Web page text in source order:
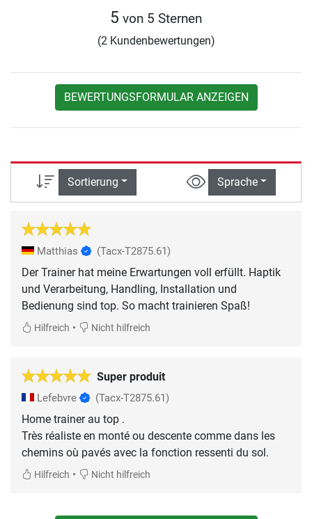
5 von 5 Sternen
(2 Kundenbewertungen)
BEWERTUNGSFORMULAR ANZEIGEN
Sortierung Sprache
Matthias (Tacx-T2875.61)
Der Trainer hat meine Erwartungen voll erfüllt. Haptik
und Verarbeitung, Handling, Installation und
Bedienung sind top. So macht trainieren Spaß!
Hilfreich • Nicht hilfreich
Super produit
Lefebvre (Tacx-T2875.61)
Home trainer au top .
Très réaliste en monté ou descente comme dans les
chemins où pavés avec la fonction ressenti du sol.
Hilfreich • Nicht hilfreich